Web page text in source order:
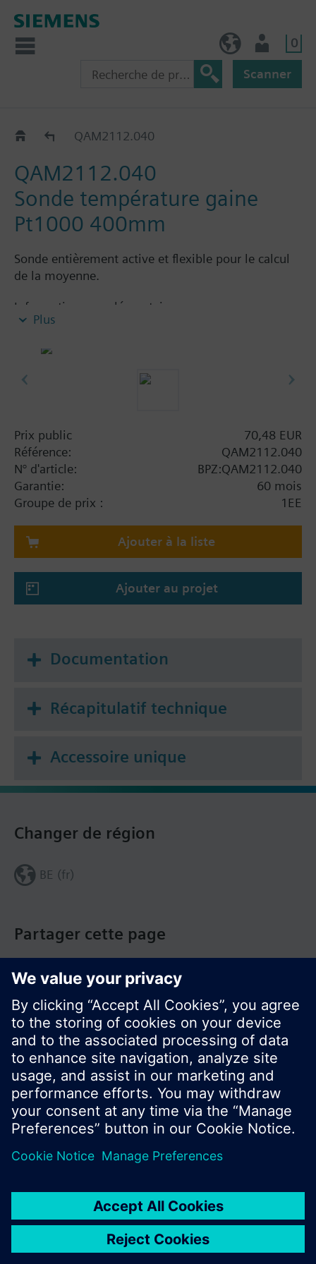
0
Scanner
QAM21..QAM2112.040
QAM2112.040
Sonde température gaine
Pt1000 400mm
Sonde entièrement active et flexible pour le calcul
de la moyenne.
Information complémentaire
Remarque sur la fixation :
Plus
Prix public
70,48 EUR
Référence:
QAM2112.040
N° d'article:
BPZ:QAM2112.040
Garantie:
60 mois
Groupe de prix :
1EE
Ajouter à la liste
Ajouter au projet
Documentation
Récapitulatif technique
Accessoire unique
Partager cette page
Changer de région
BE (fr)
© Siemens Switzerland Ltd. Building Technologies
Group - 2016
Le portefeuille des produits peut varier en
| Protection des données
Conditions d'utilisation